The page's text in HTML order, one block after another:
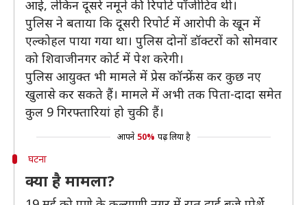
आई, लेकिन दूसरे नमूने की रिपोर्ट पॉजीटिव थी।
पुलिस ने बताया कि दूसरी रिपोर्ट में आरोपी के खून में
एल्कोहल पाया गया था। पुलिस दोनों डॉक्टरों को सोमवार
को शिवाजीनगर कोर्ट में पेश करेगी।
पुलिस आयुक्त भी मामले में प्रेस कॉन्फ्रेंस कर कुछ नए
खुलासे कर सकते हैं। मामले में अभी तक पिता-दादा समेत
कुल 9 गिरफ्तारियां हो चुकी हैं।
आपने 50% पढ़ लिया है
घटना
क्या है मामला?